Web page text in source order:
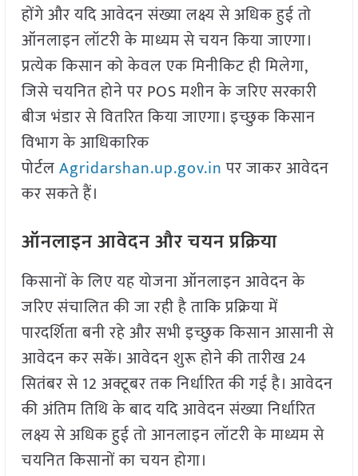
होंगे और यदि आवेदन संख्या लक्ष्य से अधिक हुई तो
ऑनलाइन लॉटरी के माध्यम से चयन किया जाएगा।
प्रत्येक किसान को केवल एक मिनीकिट ही मिलेगा,
जिसे चयनित होने पर POS मशीन के जरिए सरकारी
बीज भंडार से वितरित किया जाएगा। इच्छुक किसान
विभाग के आधिकारिक
पोर्टलAgridarshan.up.gov.inपर जाकर आवेदन
कर सकते हैं।
ऑनलाइन आवेदन और चयन प्रक्रिया
किसानों के लिए यह योजना ऑनलाइन आवेदन के
जरिए संचालित की जा रही है ताकि प्रक्रिया में
पारदर्शिता बनी रहे और सभी इच्छुक किसान आसानी से
आवेदन कर सकें। आवेदन शुरू होने की तारीख 24
सितंबर से 12 अक्टूबर तक निर्धारित की गई है। आवेदन
की अंतिम तिथि के बाद यदि आवेदन संख्या निर्धारित
लक्ष्य से अधिक हुई तो आनलाइन लॉटरी के माध्यम से
चयनित किसानों का चयन होगा।